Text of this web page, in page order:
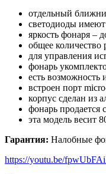
отдельный
светодиоды имеют
яркость фонаря –
общее
для управления
фонарь
есть возможность
встроен порт
корпус сделан из
фонарь продается
эта модель весит
Гарантия: Налобные
https://youtu.be/